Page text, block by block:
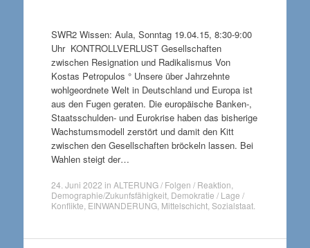
SWR2 Wissen: Aula, Sonntag 19.04.15, 8:30-9:00
Uhr KONTROLLVERLUST Gesellschaften
zwischen Resignation und Radikalismus Von
Kostas Petropulos ° Unsere über Jahrzehnte
wohlgeordnete Welt in Deutschland und Europa ist
aus den Fugen geraten. Die europäische Banken-,
Staatsschulden- und Eurokrise haben das bisherige
Wachstumsmodell zerstört und damit den Kitt
zwischen den Gesellschaften bröckeln lassen. Bei
Wahlen steigt der…
24. Juni 2022 in ALTERUNG / Folgen / Reaktion
Demographie/Zukunfsfähigkeit, Demokratie / Lage /
Konflikte EINWANDERUNG, Mittelschicht, Sozialstaat.